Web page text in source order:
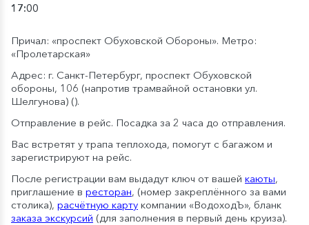
17:00
Причал: «проспект Обуховской Обороны». Метро:
«Пролетарская»
Адрес: г. Санкт-Петербург, проспект Обуховской
обороны, 106 (напротив трамвайной остановки ул.
Шелгунова) ().
Отправление в рейс. Посадка за 2 часа до отправления.
Вас встретят у трапа теплохода, помогут с багажом и
зарегистрируют на рейс.
После регистрации вам выдадут ключ от вашей каюты,
приглашение в ресторан, (номер закреплённого за вами
столика), расчётную карту компании «ВодоходЪ», бланк
заказа экскурсий (для заполнения в первый день круиза).